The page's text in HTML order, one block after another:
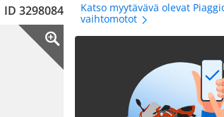
ID 3298084
Katso myytävävä olevat
vaihtomotot